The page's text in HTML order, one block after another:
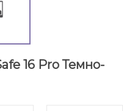
16 Pro Темно-